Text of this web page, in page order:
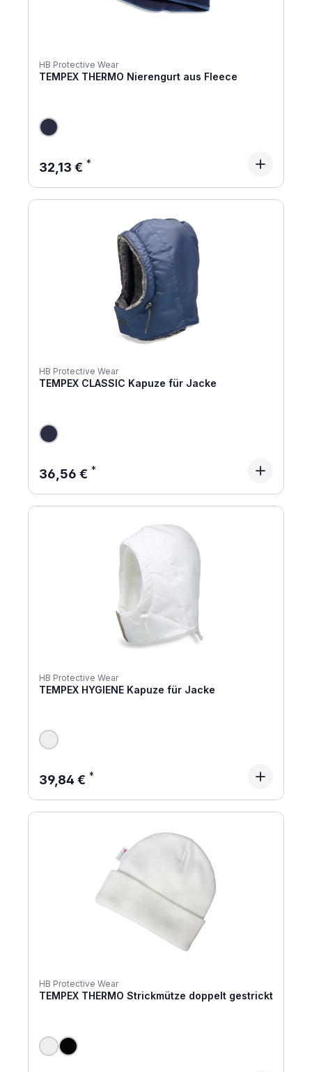
HB Protective Wear
TEMPEX THERMO Nierengurt aus Fleece
Regulärer Preis:
32,13 €
HB Protective Wear
TEMPEX CLASSIC Kapuze für Jacke
Regulärer Preis:
36,56 €
HB Protective Wear
TEMPEX HYGIENE Kapuze für Jacke
Regulärer Preis:
39,84 €
HB Protective Wear
TEMPEX THERMO Strickmütze doppelt gestrickt